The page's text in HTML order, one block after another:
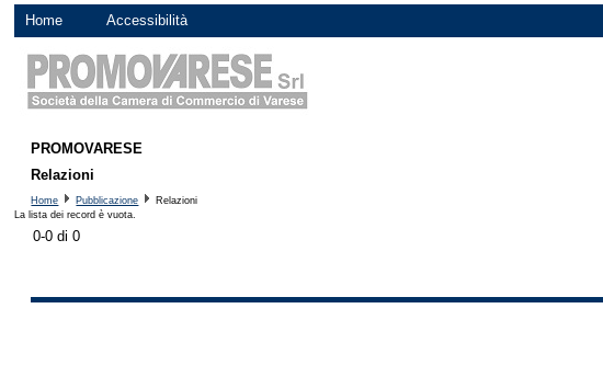
Home Accessibilità
PROMOVARESE
Relazioni
Home Pubblicazione
Relazioni
La lista dei record è vuota.
0-0 di 0